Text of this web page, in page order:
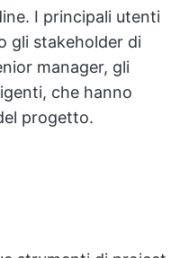
I principali utenti
gli stakeholder di
manager, gli
che hanno
progetto.